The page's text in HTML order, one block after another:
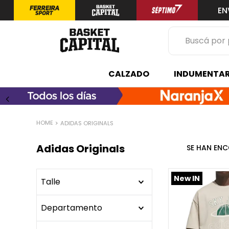
Buscá por
CALZADO
ADIDAS ORIGINALS
Adidas Originals
Departamento
Talle
35.5 36
New IN
2.
niño
5. chinelas